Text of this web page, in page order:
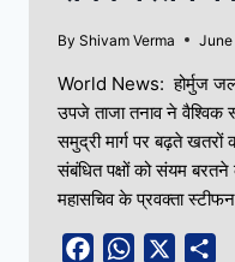
By Shivam Verma June
World News: होर्मुज
उपजे ताजा तनाव ने वैश्विक
समुद्री मार्ग पर बढ़ते
संबंधित पक्षों को संयम
महासचिव के प्रवक्ता
FacebookWhatsApp